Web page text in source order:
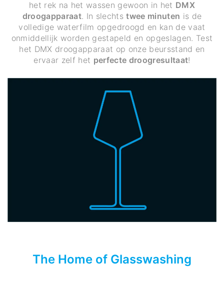
het rek na het wassen gewoon in het DMX
droogapparaat. In slechtstwee minuten is de
volledige waterfilm opgedroogd en kan de vaat
onmiddellijk worden gestapeld en opgeslagen. Test
het DMX droogapparaat op onze beursstand en
ervaar zelf het perfecte droogresultaat!
The Home of Glasswashing